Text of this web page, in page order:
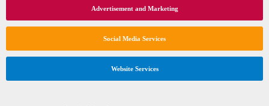
Advertisement and Marketing
Social Media Services
Website Services